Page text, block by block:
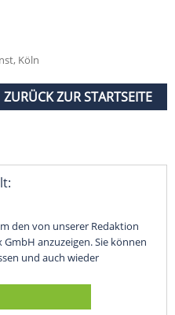
Köln
ZURÜCK ZUR STARTSEITE
den von unserer Redaktion
anzuzeigen. Sie können
und auch wieder